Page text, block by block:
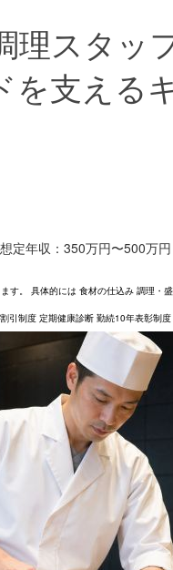
理スタッ
を支える
定年収：350万円〜500万
す。 具体的には 食材の仕込み 調理
引制度 定期健康診断 勤続10年表彰制